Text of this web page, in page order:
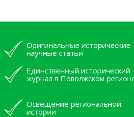
Оригинальные исторические
научные статьи
Единственный исторический
журнал в Поволжском
Освещение региональной
истории